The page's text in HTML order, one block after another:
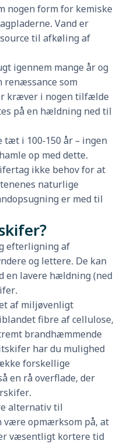
nogen form for kemiske
Vand er
til afkøling af
igennem mange år og
renæssance som
kræver i nogen tilfælde
på en hældning ned til
i 100-150 år – ingen
op med dette.
ikke behov for at
naturlige
er med til
efterligning af
og lettere. De kan
en lavere hældning (ned
af miljøvenligt
fibre af cellulose,
brandhæmmende
har du mulighed
forskellige
en rå overflade, der
alternativ til
være opmærksom på, at
væsentligt kortere tid